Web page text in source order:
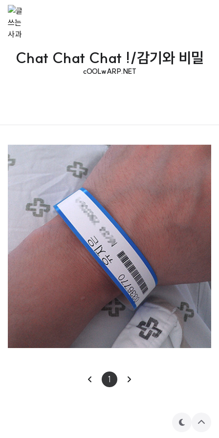
Chat Chat Chat !/감기와 비밀
cOOLwARP.NET
1
테
상